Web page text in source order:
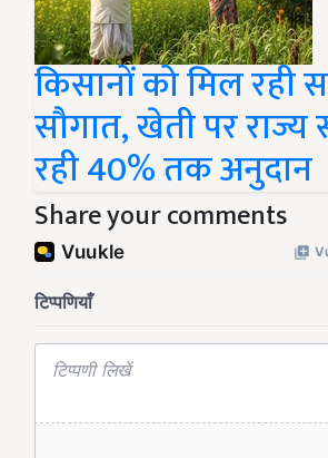
किसानों को मिल रही
सौगात, खेती पर राज्य
रही 40% तक अनुदान
Share your comments